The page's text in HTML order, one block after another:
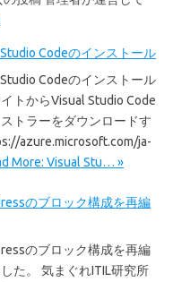
Codeのインストール
Codeのインストール
トからVisual Studio Code
トラーをダウンロードす
azure.microsoft.com/ja-
More: Visual Stu… »
のブロック構成を再編
のブロック構成を再編
た。 気まぐれITIL研究所